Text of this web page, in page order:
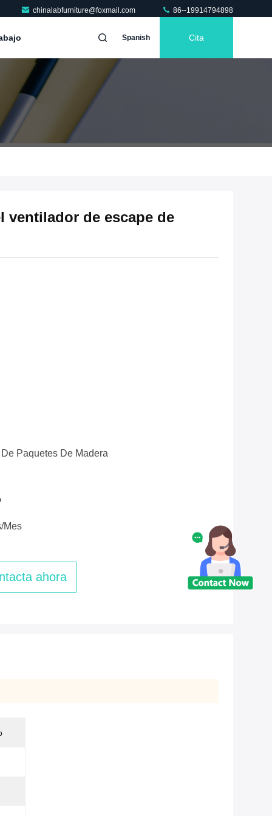
chinalabfurniture@foxmail.com 86--19914794898
Spanish Cita
ventilador de escape de
Paquetes De Madera
mes
ahora